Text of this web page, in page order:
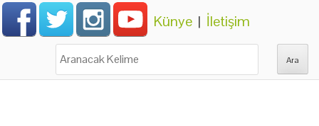
Künye | İletişim